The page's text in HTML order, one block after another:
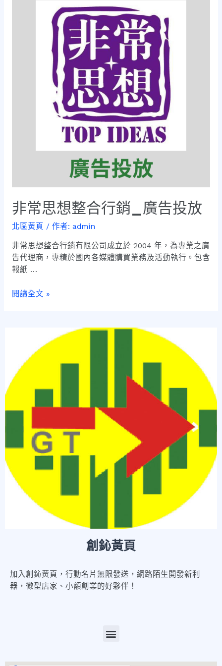
非常思想整合行銷_廣告投放
北區黃頁 / 作者: admin
非常思想整合行銷有限公司成立於 2004 年，為專業之廣
告代理商，專精於國內各媒體購買業務及活動執行。包含
報紙 …
閱讀全文 »
創鈊黃頁
加入創鈊黃頁，行動名片無限發送，網路陌生開發新利
器，微型店家、小額創業的好夥伴！